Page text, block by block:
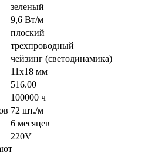
зеленый
9,6 Вт/м
плоский
трехпроводный
чейзинг (светодинамика)
11х18 мм
516.00
100000 ч
72 шт./м
6 месяцев
220V